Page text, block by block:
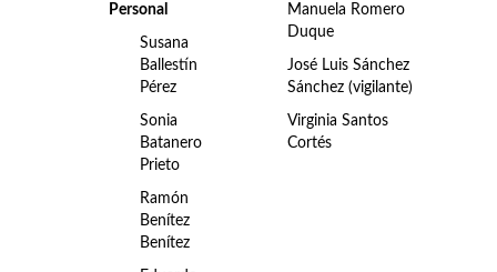
Personal
Susana
Ballestín
Pérez
Sonia
Batanero
Prieto
Ramón
Benítez
Benítez
Manuela Romero
Duque
José Luis Sánchez
Sánchez (vigilante)
Virginia Santos
Cortés